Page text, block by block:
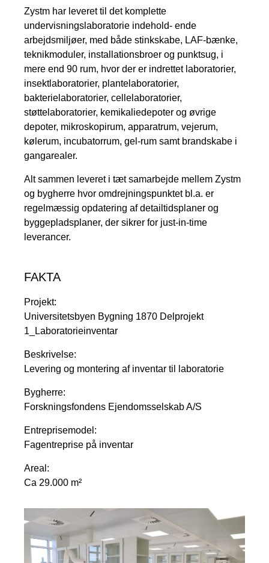
Zystm har leveret til det komplette
undervisningslaboratorie indehold- ende
arbejdsmiljøer, med både stinkskabe, LAF-bænke,
teknikmoduler, installationsbroer og punktsug, i
mere end 90 rum, hvor der er indrettet laboratorier,
insektlaboratorier, plantelaboratorier,
bakterielaboratorier, cellelaboratorier,
støttelaboratorier, kemikaliedepoter og øvrige
depoter, mikroskopirum, apparatrum, vejerum,
kølerum, incubatorrum, gel-rum samt brandskabe i
gangarealer.
Alt sammen leveret i tæt samarbejde mellem Zystm
og bygherre hvor omdrejningspunktet bl.a. er
regelmæssig opdatering af detailtidsplaner og
byggepladsplaner, der sikrer for just-in-time
leverancer.
FAKTA
Projekt:
Universitetsbyen Bygning 1870 Delprojekt
1_Laboratorieinventar
Beskrivelse:
Levering og montering af inventar til laboratorie
Bygherre:
Forskningsfondens Ejendomsselskab A/S
Entreprisemodel:
Fagentreprise på inventar
Areal:
Ca 29.000 m²